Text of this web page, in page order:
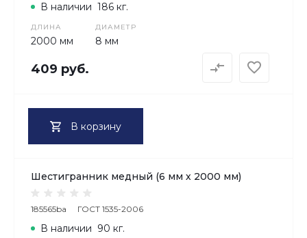
ДЛИНА
2000 мм
ДИАМЕТР
8 мм
В наличии 186 кг.
409 руб.
В корзину
Шестигранник медный (6 мм х 2000 мм)
185565ba ГОСТ 1535-2006
В наличии 90 кг.